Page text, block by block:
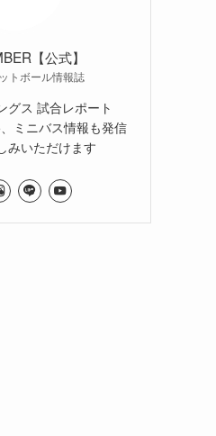
【公式】
トボール情報誌
グス 試合レポート
ミニバス情報も発信
みいただけます